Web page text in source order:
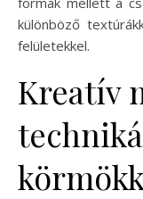
különböző
felületekkel.
Kreatív